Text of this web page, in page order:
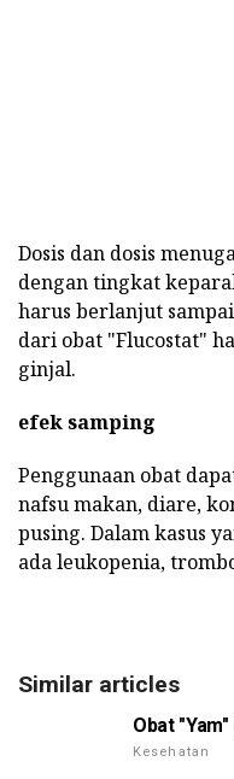
Dosis dan dosis
dengan tingkat
harus berlanjut
dari obat "Flucostat"
ginjal.
efek samping
Penggunaan obat
nafsu makan, diare,
pusing. Dalam kasus
ada leukopenia,
Similar articles
Obat
Kesehatan